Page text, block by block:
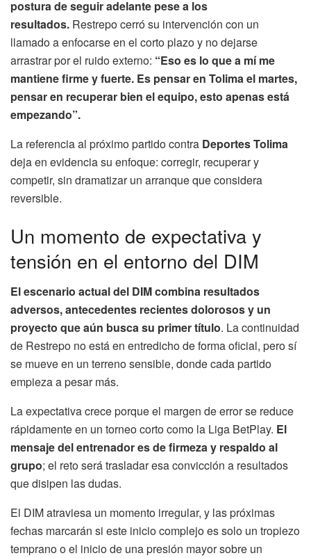
postura de seguir adelante pese a los
resultados. Restrepo cerró su intervención con un
llamado a enfocarse en el corto plazo y no dejarse
arrastrar por el ruido externo: “Eso es lo que a mí me
mantiene firme y fuerte. Es pensar en Tolima el martes,
pensar en recuperar bien el equipo, esto apenas está
empezando”.
La referencia al próximo partido contra Deportes Tolima
deja en evidencia su enfoque: corregir, recuperar y
competir, sin dramatizar un arranque que considera
reversible.
Un momento de expectativa y
tensión en el entorno del DIM
El escenario actual del DIM combina resultados
adversos, antecedentes recientes dolorosos y un
proyecto que aún busca su primer título. La continuidad
de Restrepo no está en entredicho de forma oficial, pero sí
se mueve en un terreno sensible, donde cada partido
empieza a pesar más.
La expectativa crece porque el margen de error se reduce
rápidamente en un torneo corto como la Liga BetPlay. El
mensaje del entrenador es de firmeza y respaldo al
grupo; el reto será trasladar esa convicción a resultados
que disipen las dudas.
El DIM atraviesa un momento irregular, y las próximas
fechas marcarán si este inicio complejo es solo un tropiezo
temprano o el inicio de una presión mayor sobre un